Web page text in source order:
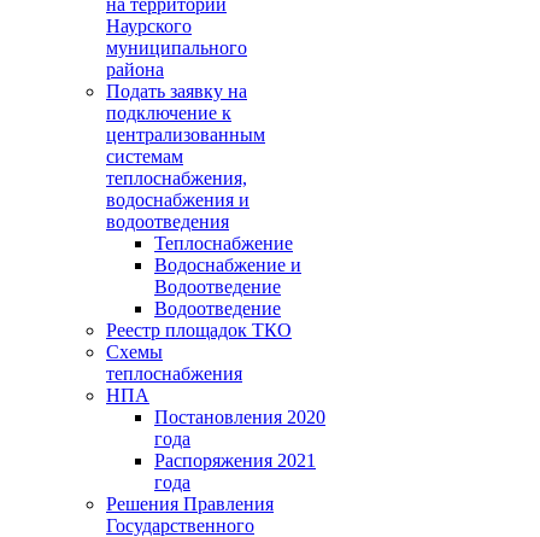
на территории
Наурского
муниципального
района
Подать заявку на
подключение к
централизованным
системам
теплоснабжения,
водоснабжения и
водоотведения
Теплоснабжение
Водоснабжение и
Водоотведение
Водоотведение
Реестр площадок ТКО
Схемы
теплоснабжения
НПА
Постановления 2020
года
Распоряжения 2021
года
Решения Правления
Государственного